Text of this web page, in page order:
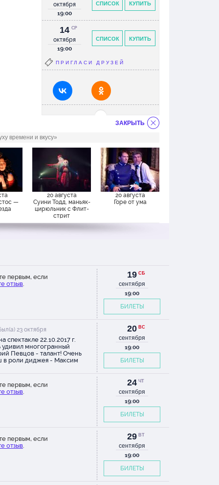
КУПИТЬ
СПИСОК
октября
19:00
КУПИТЬ
СПИСОК
14
октября
СР
19:00
ПРИГЛАСИ ДРУЗЕЙ
ЗАКРЫТЬ
времени и вкусу»
—
20 августа
Суини Тодд, маньяк-
цирюльник с Флит-
стрит
20 августа
Горе от ума
первым, если
отзыв.
19 СБ
сентября
19:00
БИЛЕТЫ
23 октября
спектакле 22.10.2017 г.
удивил многогранный
Певцов - талант! Очень
в роли диджея - Максим
20 ВС
сентября
19:00
БИЛЕТЫ
первым, если
отзыв.
24 ЧТ
сентября
19:00
БИЛЕТЫ
первым, если
отзыв.
29 ВТ
сентября
19:00
БИЛЕТЫ